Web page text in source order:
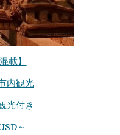
載】
内観光
光付き
D～